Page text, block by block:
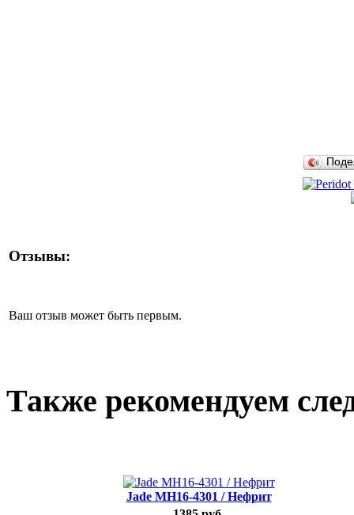
Отзывы:
Ваш отзыв может быть первым.
Также рекомендуем
Jade MH16-4301 / Нефрит